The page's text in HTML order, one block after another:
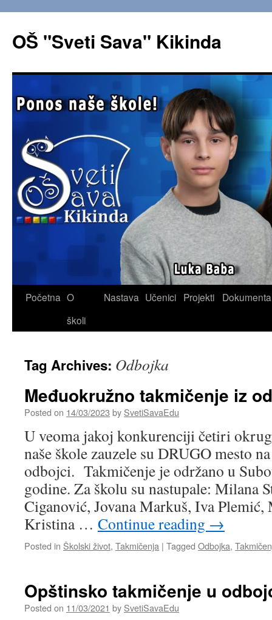
OŠ "Sveti Sava" Kikinda
Skip
Početna O
školi
Nastava Učenici Projekti Dokumenta
Tag Archives: Odbojka
Međuokružno takmičenje iz
Posted on 14/03/2023 by SvetiSavaEdu
U veoma jakoj konkurenciji četiri
naše škole zauzele su DRUGO mesto
odbojci. Takmičenje je održano u
godine. Za školu su nastupale: Milana
Ciganović, Jovana Markuš, Iva
Kristina … Continue reading →
Posted in Školski život, Takmičenja | Tagged Odbojka,
Opštinsko takmičenje u
Posted on 11/03/2021 by SvetiSavaEdu